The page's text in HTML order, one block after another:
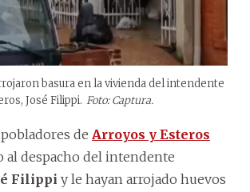
basura en la vivienda del intendente
José Filippi. Foto: Captura.
de Arroyos y Esteros
al despacho del intendente
Filippi y le hayan arrojado huevos